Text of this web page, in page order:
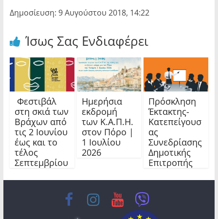
Δημοσίευση: 9 Αυγούστου 2018, 14:22
Ίσως Σας Ενδιαφέρει
Φεστιβάλ
στη σκιά των
Βράχων από
τις 2 Ιουνίου
έως και το
τέλος
Σεπτεμβρίου
Ημερήσια
εκδρομή
των Κ.Α.Π.Η.
στον Πόρο |
1 Ιουλίου
2026
Πρόσκληση
Έκτακτης-
Κατεπείγουσ
ας
Συνεδρίασης
Δημοτικής
Επιτροπής